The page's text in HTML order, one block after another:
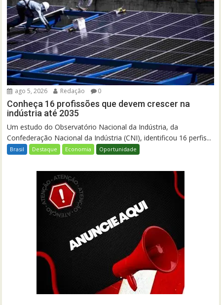
ago 5, 2026 Redação 0
Conheça 16 profissões que devem crescer na
indústria até 2035
Um estudo do Observatório Nacional da Indústria, da
Confederação Nacional da Indústria (CNI), identificou 16 perfis...
Brasil Destaque Economia Oportunidade